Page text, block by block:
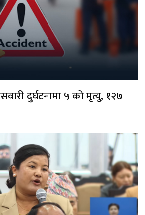
दुर्घटनामा ५ को मृत्यु, १२७